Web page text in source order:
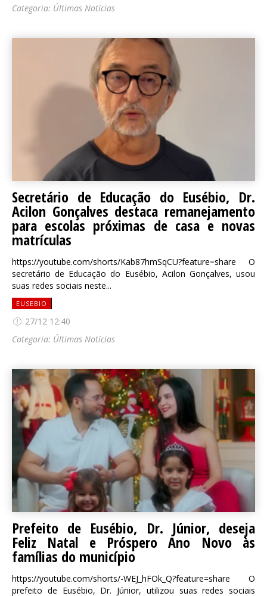
Categoria: Últimas Notícias
Secretário de Educação do Eusébio, Dr.
Acilon Gonçalves destaca remanejamento
para escolas próximas de casa e novas
matrículas
https://youtube.com/shorts/Kab87hmSqCU?feature=share O
secretário de Educação do Eusébio, Acilon Gonçalves, usou
suas redes sociais neste...
EUSEBIO
27/12 12:40
Categoria: Últimas Notícias
Prefeito de Eusébio, Dr. Júnior, deseja
Feliz Natal e Próspero Ano Novo às
famílias do município
https://youtube.com/shorts/-WEJ_hFOk_Q?feature=share O
prefeito de Eusébio, Dr. Júnior, utilizou suas redes sociais